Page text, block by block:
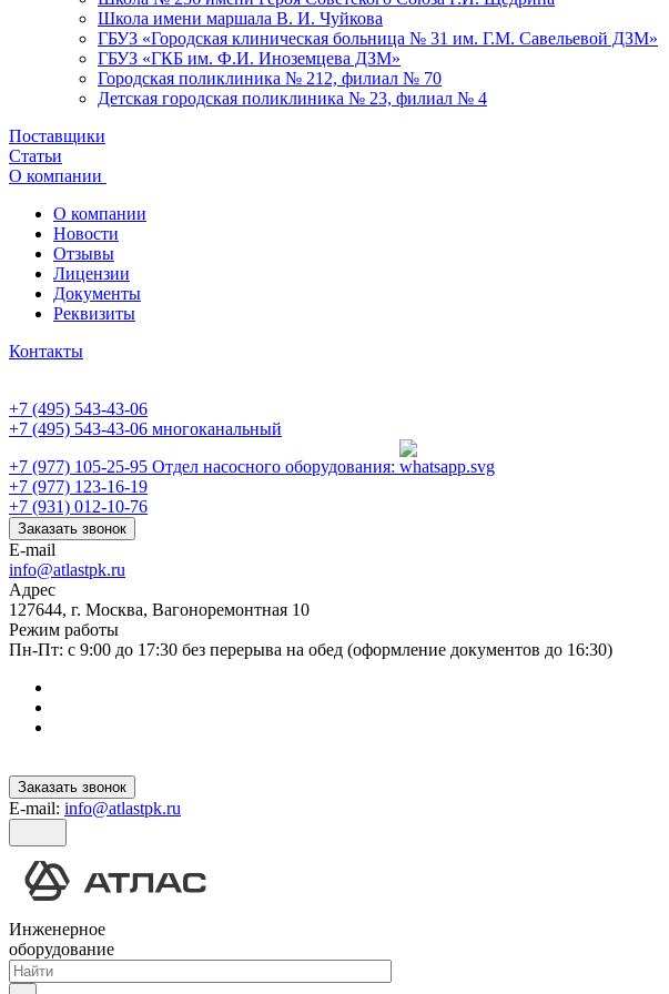
Школа имени маршала В. И. Чуйкова
ГБУЗ «Городская клиническая больница № 31 им. Г.М. Савельевой ДЗМ»
ГБУЗ «ГКБ им. Ф.И. Иноземцева ДЗМ»
Городская поликлиника № 212, филиал № 70
Детская городская поликлиника № 23, филиал № 4
Поставщики
Статьи
О компании
О компании
Новости
Отзывы
Лицензии
Документы
Реквизиты
Контакты
+7 (495) 543-43-06
+7 (495) 543-43-06 многоканальный
+7 (977) 105-25-95 Отдел насосного оборудования:
+7 (977) 123-16-19
+7 (931) 012-10-76
Заказать звонок
E-mail
info@atlastpk.ru
Адрес
127644, г. Москва, Вагоноремонтная 10
Режим работы
Пн-Пт: с 9:00 до 17:30 без перерыва на обед (оформление документов до 16:30)
Заказать звонок
E-mail: info@atlastpk.ru
Инженерное
оборудование